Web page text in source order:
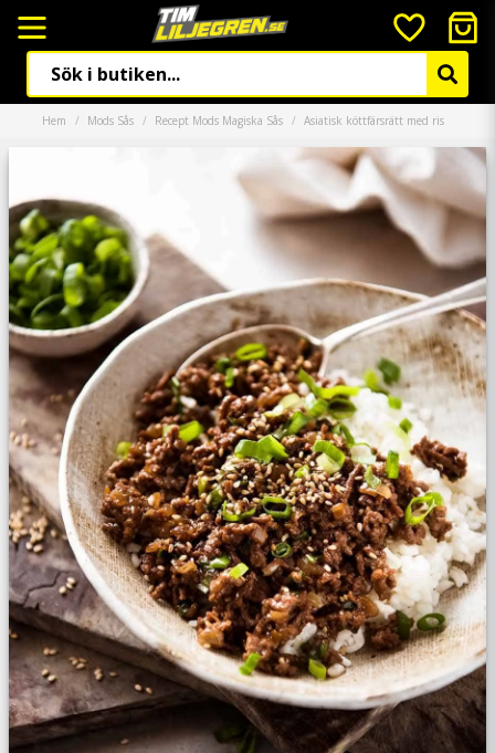
Hem Mods Sås Recept Mods Magiska Sås Asiatisk köttfärsrätt med ris